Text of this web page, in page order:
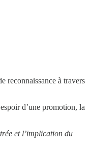
reconnaissance à travers
d’une promotion, la
et l’implication du